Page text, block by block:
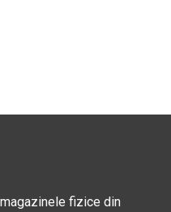
fizice din